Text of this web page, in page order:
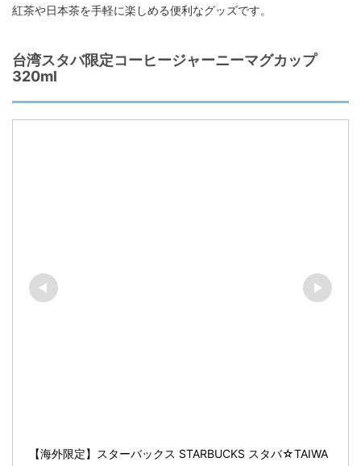
紅茶や日本茶を手軽に楽しめる便利なグッズです。
台湾スタバ限定コーヒージャーニーマグカップ
320ml
【海外限定】スターバックス STARBUCKS スタバ☆TAIWA